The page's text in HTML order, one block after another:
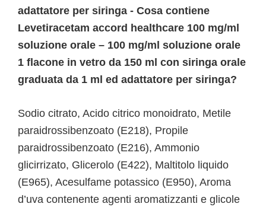
adattatore per siringa - Cosa contiene
Levetiracetam accord healthcare 100 mg/ml
soluzione orale – 100 mg/ml soluzione orale
1 flacone in vetro da 150 ml con siringa orale
graduata da 1 ml ed adattatore per siringa?
Sodio citrato, Acido citrico monoidrato, Metile
paraidrossibenzoato (E218), Propile
paraidrossibenzoato (E216), Ammonio
glicirrizato, Glicerolo (E422), Maltitolo liquido
(E965), Acesulfame potassico (E950), Aroma
d’uva contenente agenti aromatizzanti e glicole